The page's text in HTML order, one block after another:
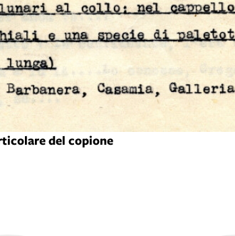
del copione